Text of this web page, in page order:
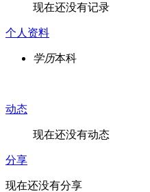
现在还没有记录
个人资料
学历本科
动态
现在还没有动态
分享
现在还没有分享